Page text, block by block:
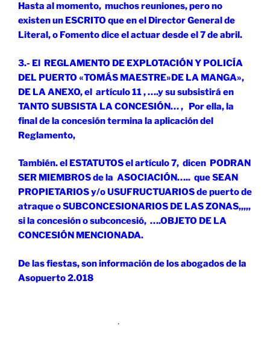
Hasta al momento, muchos reuniones, pero no
existen un ESCRITO que en el Director General de
Literal, o Fomento dice el actuar desde el 7 de abril.
3.- El REGLAMENTO DE EXPLOTACIÓN Y POLICÍA
DEL PUERTO «TOMÁS MAESTRE»DE LA MANGA»,
DE LA ANEXO, el artículo 11 , ….y su subsistirá en
TANTO SUBSISTA LA CONCESIÓN… , Por ella, la
final de la concesión termina la aplicación del
Reglamento,
También. el ESTATUTOS el artículo 7, dicen PODRAN
SER MIEMBROS de la ASOCIACIÓN….. que SEAN
PROPIETARIOS y/o USUFRUCTUARIOS de puerto de
atraque o SUBCONCESIONARIOS DE LAS ZONAS,,,,,
si la concesión o subconcesió, ….OBJETO DE LA
CONCESIÓN MENCIONADA.
De las fiestas, son información de los abogados de la
Asopuerto 2.018
.